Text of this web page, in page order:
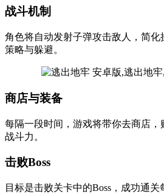
战斗机制
角色将自动发射子弹攻击敌人，简
策略与躲避。
商店与装备
每隔一段时间，游戏将带你去商店，
战斗力。
击败Boss
目标是击败关卡中的Boss，成功通